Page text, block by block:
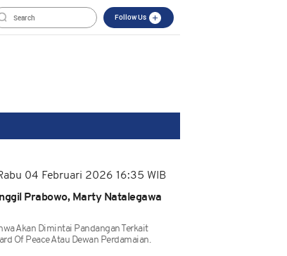
Follow Us
04 Februari 2026 16:35 WIB
Prabowo, Marty Natalegawa
Akan Dimintai Pandangan Terkait
Of Peace Atau Dewan Perdamaian.